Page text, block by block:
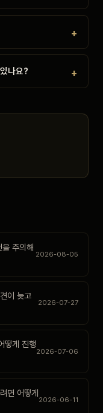
나요?
주의해
2026-08-05
이 늦고
2026-07-27
떻게 진행
2026-07-06
면 어떻게
2026-06-11